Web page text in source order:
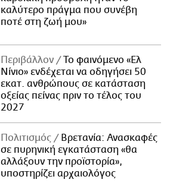
καλύτερο πράγμα που συνέβη
ποτέ στη ζωή μου»
Περιβάλλον
Το φαινόμενο «Ελ
Νίνιο» ενδέχεται να οδηγήσει 50
εκατ. ανθρώπους σε κατάσταση
οξείας πείνας πριν το τέλος του
2027
Πολιτισμός
Βρετανία: Ανασκαφές
σε πυρηνική εγκατάσταση «θα
αλλάξουν την προϊστορία»,
υποστηρίζει αρχαιολόγος